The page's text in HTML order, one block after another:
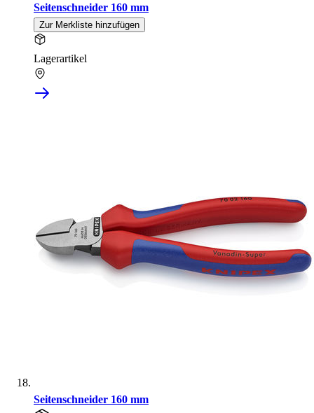
Seitenschneider 160 mm
Zur Merkliste hinzufügen
Lagerartikel
Seitenschneider 160 mm